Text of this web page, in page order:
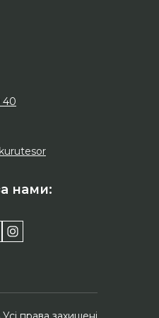
40
нами: